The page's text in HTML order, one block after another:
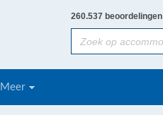
260.537 beoordelingen
Meer